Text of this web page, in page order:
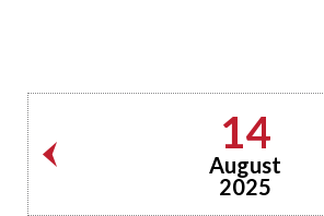
14
August
2025